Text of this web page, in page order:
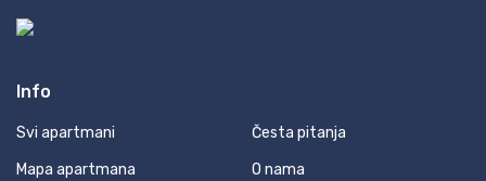
Info
Svi apartmani
Mapa apartmana
Česta pitanja
O nama